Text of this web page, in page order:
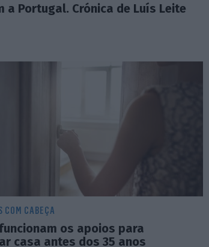
a Portugal. Crónica de Luís Leite
COM CABEÇA
os apoios para
casa antes dos 35 anos